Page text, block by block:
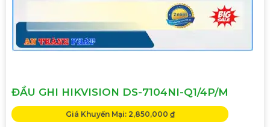
ĐẦU GHI HIKVISION DS-7104NI-Q1/4P/M
Giá Khuyến Mại: 2,850,000 ₫